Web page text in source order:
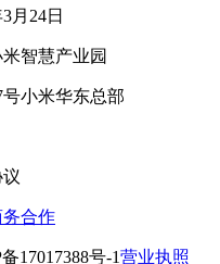
月24日
智慧产业园
小米华东总部
务合作
17017388号-1营业执照